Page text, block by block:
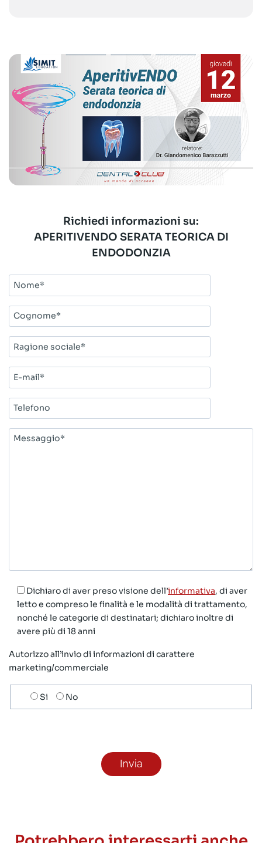
Richiedi informazioni su:
APERITIVENDO SERATA TEORICA DI
ENDODONZIA
Nome*
Cognome*
Ragione
sociale*
E-
mail*
Telefono
Messaggio*
Dichiaro di aver preso visione dell’informativa, di aver
letto e compreso le finalità e le modalità di trattamento,
nonché le categorie di destinatari; dichiaro inoltre di
avere più di 18 anni
Autorizzo all’invio di informazioni di carattere
marketing/commerciale
Scelta
invio
Si No